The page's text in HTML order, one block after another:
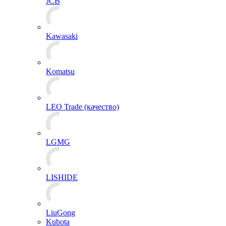
Kawasaki
Komatsu
LEO Trade (качество)
LGMG
LISHIDE
LiuGong
Kubota